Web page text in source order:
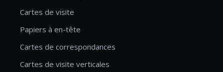
Cartes de visite
Papiers à en-tête
Cartes de correspondances
Cartes de visite verticales